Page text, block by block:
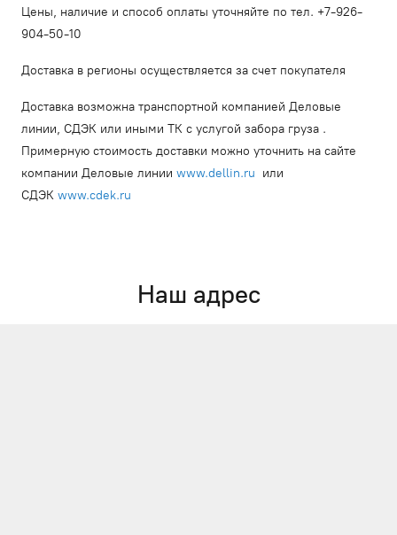
Цены, наличие и способ оплаты уточняйте по тел. +7-926-
904-50-10
Доставка в регионы осуществляется за счет покупателя
Доставка возможна транспортной компанией Деловые
линии, СДЭК или иными ТК с услугой забора груза .
Примерную стоимость доставки можно уточнить на сайте
компании Деловые линии www.dellin.ru или
СДЭК www.cdek.ru
Наш адрес